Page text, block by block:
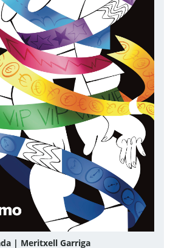
| Meritxell Garriga